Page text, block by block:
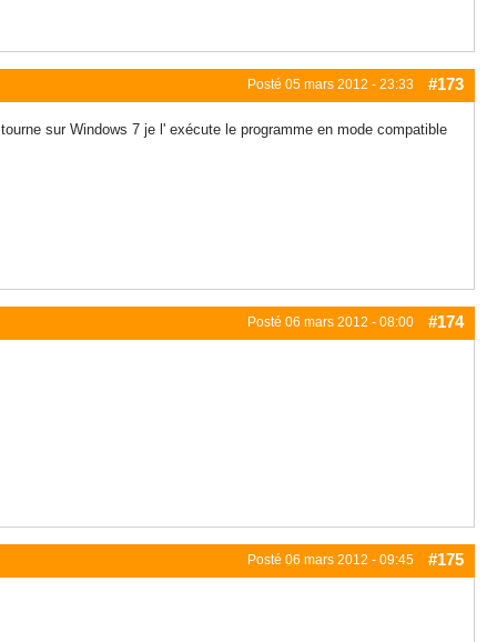
Posté 05 mars 2012 - 23:33 #173
sur Windows 7 je l' exécute le programme en mode compatible
Posté 06 mars 2012 - 08:00 #174
Posté 06 mars 2012 - 09:45 #175